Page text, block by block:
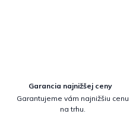
Garancia najnižšej ceny
Garantujeme vám najnižšiu cenu
na trhu.